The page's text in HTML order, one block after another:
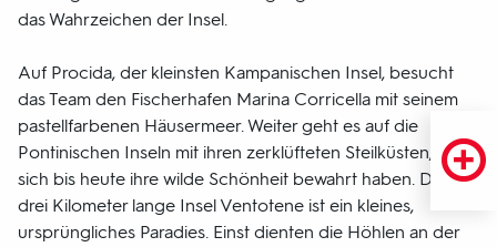
das Wahrzeichen der Insel.
Auf Procida, der kleinsten Kampanischen Insel, besucht
das Team den Fischerhafen Marina Corricella mit seinem
pastellfarbenen Häusermeer. Weiter geht es auf die
Pontinischen Inseln mit ihren zerklüfteten Steilküsten, die
sich bis heute ihre wilde Schönheit bewahrt haben. Die nur
drei Kilometer lange Insel Ventotene ist ein kleines,
ursprüngliches Paradies. Einst dienten die Höhlen an der